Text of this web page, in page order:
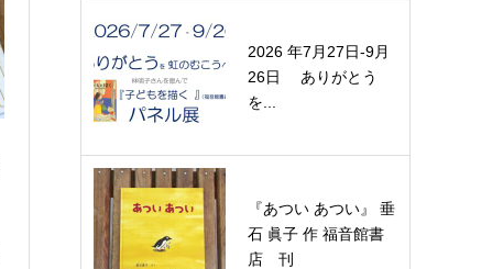
2026 年7月27日-9月
26日 ありがとう
を...
『あつい あつい』 垂
石 眞子 作 福音館書
店 刊